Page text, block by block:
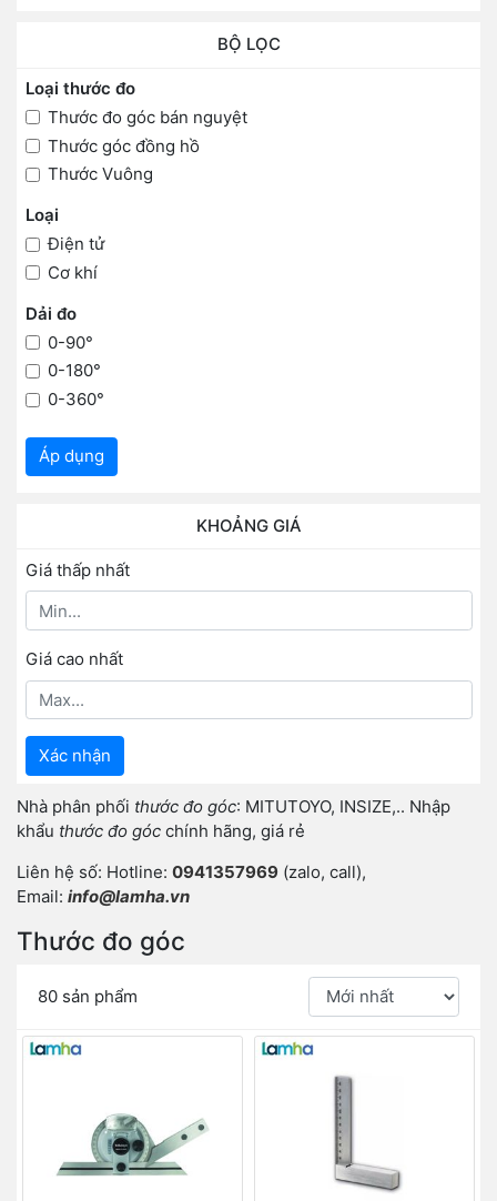
BỘ LỌC
Loại thước đo
Thước đo góc bán nguyệt
Thước góc đồng hồ
Thước Vuông
Loại
Điện tử
Cơ khí
Dải đo
0-90°
0-180°
0-360°
Áp dụng
KHOẢNG GIÁ
Giá thấp nhất
Giá cao nhất
Xác nhận
Nhà phân phối thước đo góc: MITUTOYO, INSIZE,.. Nhập
khẩu thước đo góc chính hãng, giá rẻ
Liên hệ số: Hotline: 0941357969 (zalo, call),
Email: info@lamha.vn
Thước đo góc
80 sản phẩm